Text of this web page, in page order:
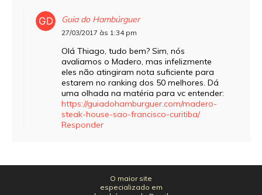
Guia do Hambúrguer
27/03/2017 às 1:34 pm
Olá Thiago, tudo bem? Sim, nós
avaliamos o Madero, mas infelizmente
eles não atingiram nota suficiente para
estarem no ranking dos 50 melhores. Dá
uma olhada na matéria para vc entender:
https://guiadohamburguer.com/madero-
steak-house-sao-francisco-curitiba/
Responder
O maior site
especializado em